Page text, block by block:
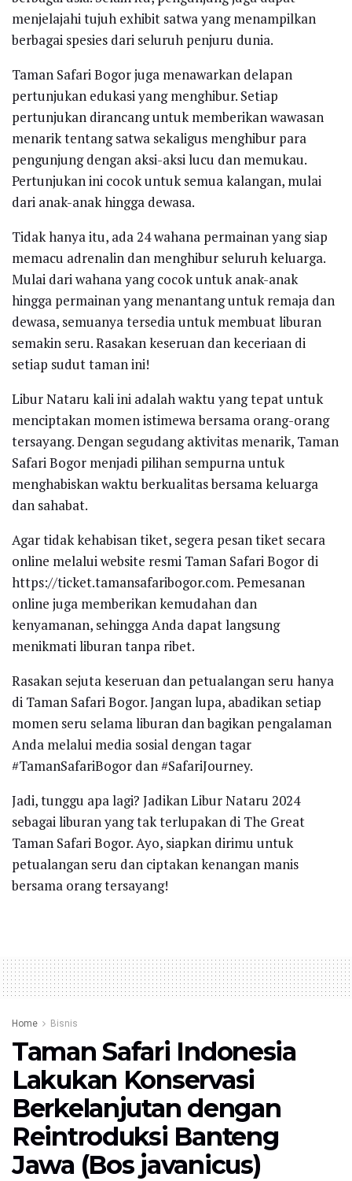
menjelajahi tujuh exhibit satwa yang menampilkan
berbagai spesies dari seluruh penjuru dunia.
Taman Safari Bogor juga menawarkan delapan
pertunjukan edukasi yang menghibur. Setiap
pertunjukan dirancang untuk memberikan wawasan
menarik tentang satwa sekaligus menghibur para
pengunjung dengan aksi-aksi lucu dan memukau.
Pertunjukan ini cocok untuk semua kalangan, mulai
dari anak-anak hingga dewasa.
Tidak hanya itu, ada 24 wahana permainan yang siap
memacu adrenalin dan menghibur seluruh keluarga.
Mulai dari wahana yang cocok untuk anak-anak
hingga permainan yang menantang untuk remaja dan
dewasa, semuanya tersedia untuk membuat liburan
semakin seru. Rasakan keseruan dan keceriaan di
setiap sudut taman ini!
Libur Nataru kali ini adalah waktu yang tepat untuk
menciptakan momen istimewa bersama orang-orang
tersayang. Dengan segudang aktivitas menarik, Taman
Safari Bogor menjadi pilihan sempurna untuk
menghabiskan waktu berkualitas bersama keluarga
dan sahabat.
Agar tidak kehabisan tiket, segera pesan tiket secara
online melalui website resmi Taman Safari Bogor di
https://ticket.tamansafaribogor.com. Pemesanan
online juga memberikan kemudahan dan
kenyamanan, sehingga Anda dapat langsung
menikmati liburan tanpa ribet.
Rasakan sejuta keseruan dan petualangan seru hanya
di Taman Safari Bogor. Jangan lupa, abadikan setiap
momen seru selama liburan dan bagikan pengalaman
Anda melalui media sosial dengan tagar
#TamanSafariBogor dan #SafariJourney.
Jadi, tunggu apa lagi? Jadikan Libur Nataru 2024
sebagai liburan yang tak terlupakan di The Great
Taman Safari Bogor. Ayo, siapkan dirimu untuk
petualangan seru dan ciptakan kenangan manis
bersama orang tersayang!
Home Bisnis
Taman Safari Indonesia
Lakukan Konservasi
Berkelanjutan dengan
Reintroduksi Banteng
Jawa (Bos javanicus)